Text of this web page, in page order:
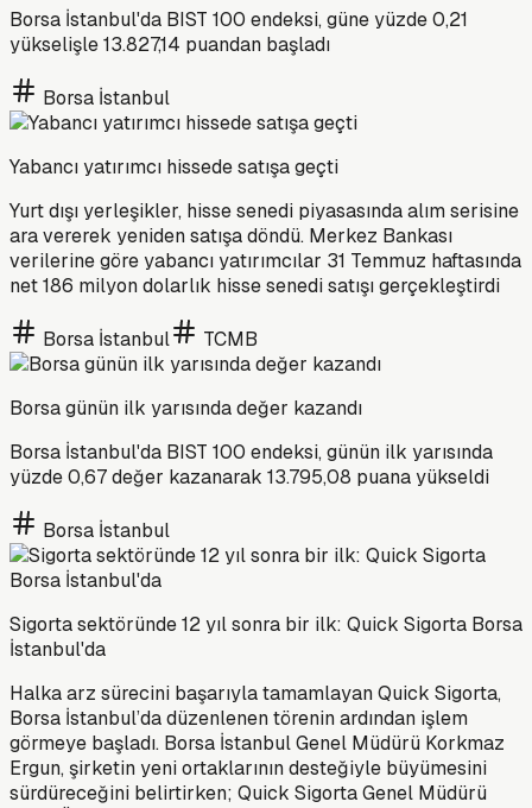
Borsa İstanbul'da BIST 100 endeksi, güne yüzde 0,21
yükselişle 13.827,14 puandan başladı
Borsa İstanbul
Yabancı yatırımcı hissede satışa geçti
Yurt dışı yerleşikler, hisse senedi piyasasında alım serisine
ara vererek yeniden satışa döndü. Merkez Bankası
verilerine göre yabancı yatırımcılar 31 Temmuz haftasında
net 186 milyon dolarlık hisse senedi satışı gerçekleştirdi
Borsa İstanbul TCMB
Borsa günün ilk yarısında değer kazandı
Borsa İstanbul'da BIST 100 endeksi, günün ilk yarısında
yüzde 0,67 değer kazanarak 13.795,08 puana yükseldi
Borsa İstanbul
Sigorta sektöründe 12 yıl sonra bir ilk: Quick Sigorta Borsa
İstanbul'da
Halka arz sürecini başarıyla tamamlayan Quick Sigorta,
Borsa İstanbul’da düzenlenen törenin ardından işlem
görmeye başladı. Borsa İstanbul Genel Müdürü Korkmaz
Ergun, şirketin yeni ortaklarının desteğiyle büyümesini
sürdüreceğini belirtirken; Quick Sigorta Genel Müdürü